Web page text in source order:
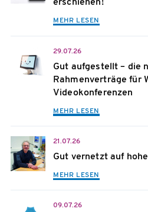
erschienen!
MEHR LESEN
29.07.26
Gut aufgestellt – die
Rahmenverträge für
Videokonferenzen
MEHR LESEN
21.07.26
Gut vernetzt auf
MEHR LESEN
09.07.26